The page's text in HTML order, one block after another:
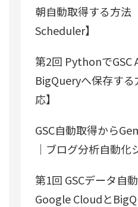
朝自動取得する方法
Scheduler】
第2回 PythonでGSC
BigQueryへ保存す
応】
GSC自動取得から
｜ブログ分析自動化
第1回 GSCデータ自
Google Cloudと